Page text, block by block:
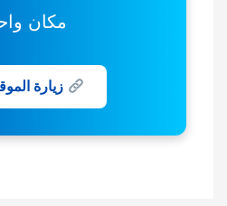
مكان
زيارة